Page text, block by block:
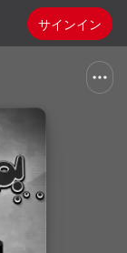
サインイン